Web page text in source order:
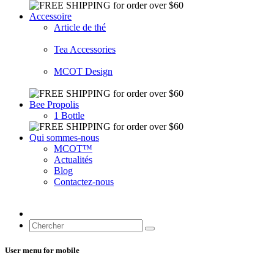
Accessoire
Article de thé
Tea Accessories
MCOT Design
Bee Propolis
1 Bottle
Qui sommes-nous
MCOT™
Actualités
Blog
Contactez-nous
User menu for mobile